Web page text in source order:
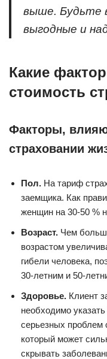
выше. Будьте
выгодные и
Какие
стоимость
Факторы,
страховании
Пол. На тариф
заемщика. Как
женщин на 30-50 %
Возраст. Чем
возрастом
гибели человека,
30-летним и 50-
Здоровье. Клиент
необходимо
серьезных проблем
который может
скрывать